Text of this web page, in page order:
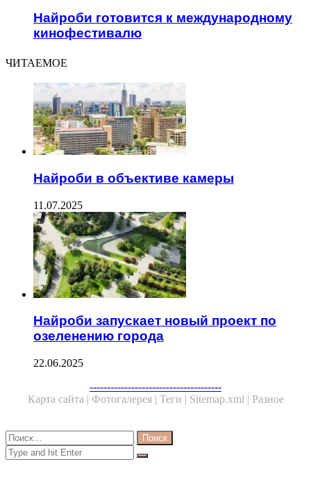
Найроби готовится к международному
кинофестивалю
ЧИТАЕМОЕ
Найроби в объективе камеры
11.07.2025
Найроби запускает новый проект по
озеленению города
22.06.2025
--------------------------------------
Карта сайта | Фотогалерея | Теги | Sitemap.xml | Разное
Close
Найти:
Close
Search